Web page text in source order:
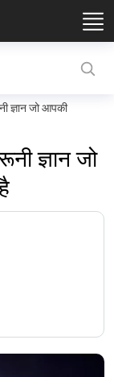
ज्ञान जो आपकी
ज्ञान जो